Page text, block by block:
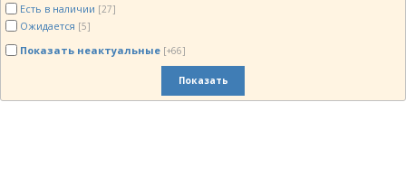
Есть в наличии [27]
Ожидается [5]
Показать неактуальные [+66]
Показать